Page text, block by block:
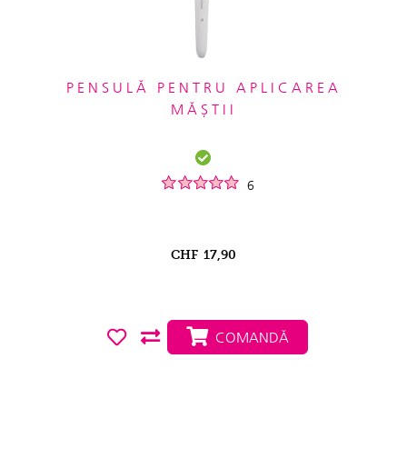
PENSULĂ PENTRU APLICAREA
MĂȘTII
6
CHF 17,90
COMANDĂ